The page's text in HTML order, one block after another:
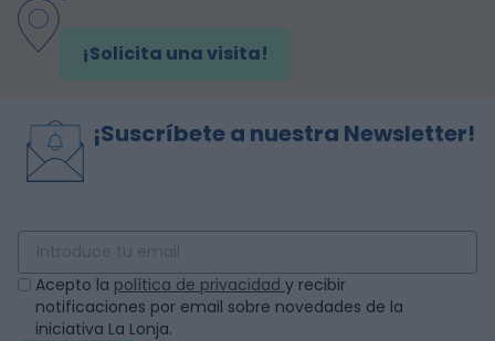
¡Solicita una visita!
¡Suscríbete a nuestra Newsletter!
Acepto la política de privacidad y recibir
notificaciones por email sobre novedades de la
iniciativa La Lonja.